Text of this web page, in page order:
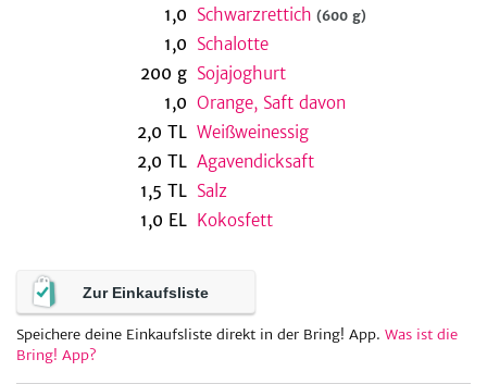
1,0 Schwarzrettich (600 g)
1,0 Schalotte
200 g Sojajoghurt
1,0 Orange, Saft davon
2,0 TL Weißweinessig
2,0 TL Agavendicksaft
1,5 TL Salz
1,0 EL Kokosfett
Zur Einkaufsliste
Speichere deine Einkaufsliste direkt in der Bring! App. Was ist die
Bring! App?